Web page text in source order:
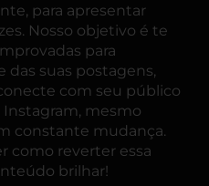
para apresentar
Nosso objetivo é te
para
das suas postagens,
com seu público
Instagram, mesmo
constante mudança.
como reverter essa
brilhar!